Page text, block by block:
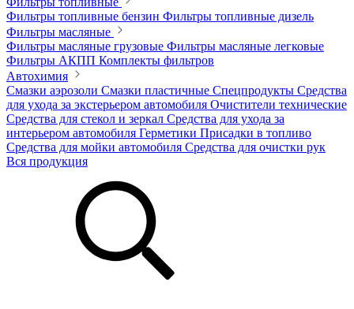
Фильтры топливные бензин Фильтры топливные дизель
Фильтры масляные
Фильтры масляные грузовые Фильтры масляные легковые
Фильтры АКПП Комплекты фильтров
Автохимия
Смазки аэрозоли Смазки пластичные Спецпродукты Средства
для ухода за экстерьером автомобиля Очистители технические
Средства для стекол и зеркал Средства для ухода за
интерьером автомобиля Герметики Присадки в топливо
Средства для мойки автомобиля Средства для очистки рук
Вся продукция